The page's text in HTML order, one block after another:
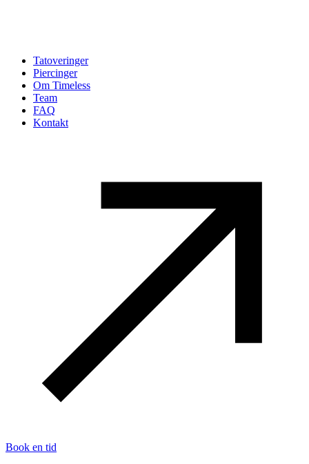
Tatoveringer
Piercinger
Om Timeless
Team
FAQ
Kontakt
Book en tid